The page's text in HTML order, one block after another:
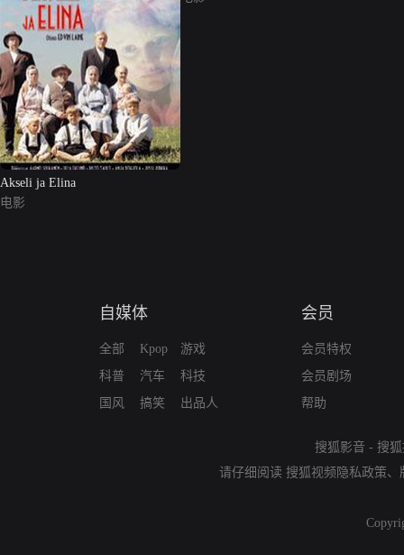
Akseli ja Elina
电影
自媒体
全部
科普
国风
Kpop
汽车
搞笑
游戏
科技
出品人
会员
会员特权
会员剧场
帮助
搜狐影音 - 搜
请仔细阅读 搜狐视频隐私政策、